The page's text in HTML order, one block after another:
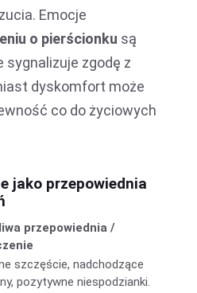
Emocje
o pierścionku są
sygnalizuje zgodę z
dyskomfort może
co do życiowych
jako przepowiednia
przepowiednia /
szczęście, nadchodzące
pozytywne niespodzianki.